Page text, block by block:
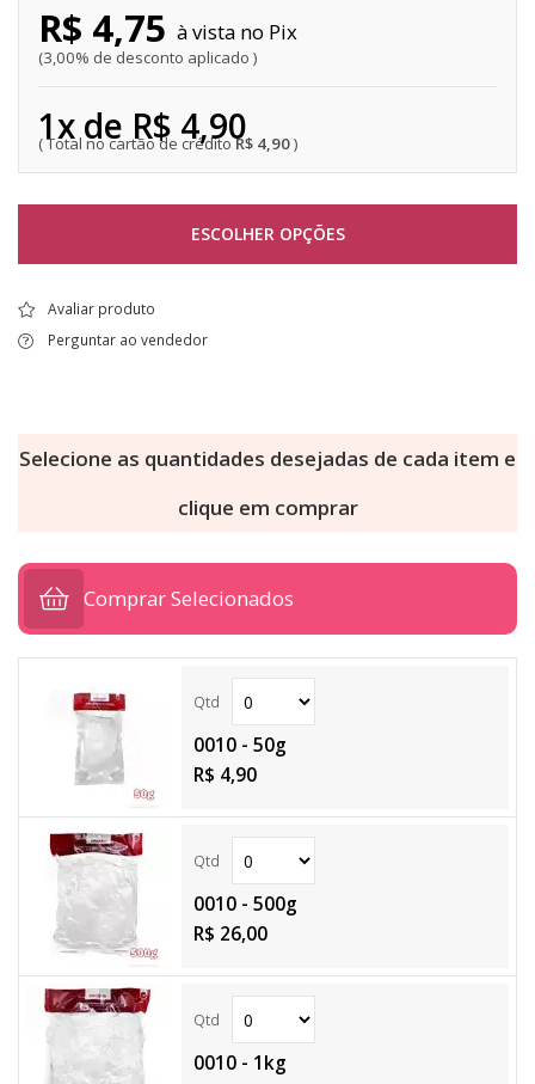
R$ 4,90
1x de R$ 4,90
R$ 4,75
3,00% de desconto aplicado
Pix
ESCOLHER OPÇÕES
Avaliar produto
Perguntar ao vendedor
Selecione as quantidades desejadas de cada item e
clique em comprar
Comprar Selecionados
0010 - 50g
R$ 4,90
0010 - 500g
R$ 26,00
0010 - 1kg